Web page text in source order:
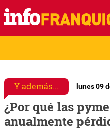
Y además... lunes 09
¿Por qué las
anualmente